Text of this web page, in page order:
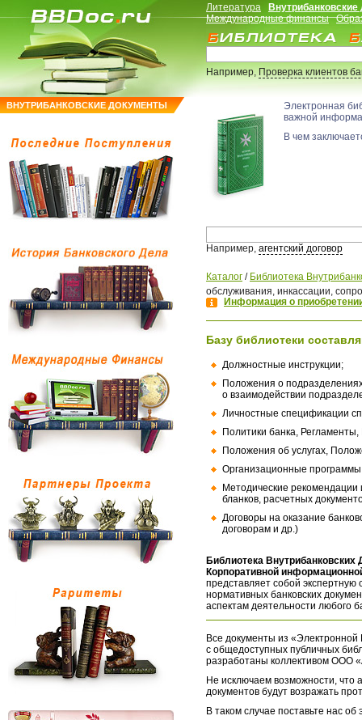
ВНУТРИБАНКОВСКИЕ ДОКУМЕНТЫ
Литература
Международные финансы
Например,Проверка клиентов
Электронная
важной
В чем
Например, агентский договор
Каталог / Библиотека
обслуживания, инкассации,
Информация о
Базу библиотеки
Должностные инструкции;
Положения о
о взаимодействии
Личностные спецификации
Политики банка,
Положения об услугах,
Организационные
Методические
бланков, расчетных
Договоры на оказание
договорам и др.)
Библиотека
Корпоративной
представляет собой экспертную
нормативных банковских
аспектам деятельности любого
Все документы из «Электронной
с общедоступных публичных
разработаны коллективом ООО
Не исключаем возможности, что
документов будут возражать
В таком случае поставьте нас